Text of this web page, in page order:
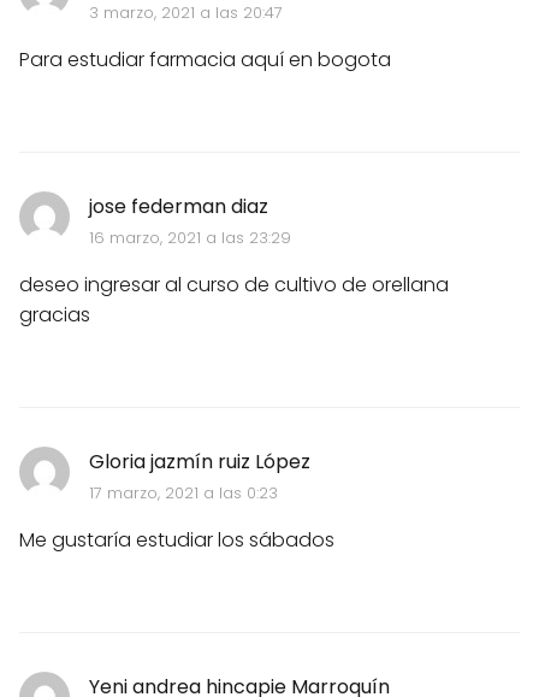
3 marzo, 2021 a las 20:47
Para estudiar farmacia aquí en bogota
jose federman diaz
16 marzo, 2021 a las 23:29
deseo ingresar al curso de cultivo de orellana
gracias
Gloria jazmín ruiz López
17 marzo, 2021 a las 0:23
Me gustaría estudiar los sábados
Yeni andrea hincapie Marroquín